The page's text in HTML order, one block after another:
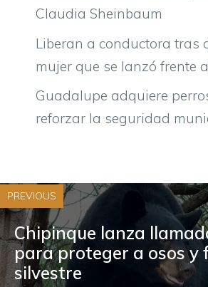
Claudia Sheinbaum
Liberan a conductora tras
mujer que se lanzó frente
Guadalupe adquiere
reforzar la seguridad
PREVIOUS
Chipinque lanza
para proteger a osos y
silvestre